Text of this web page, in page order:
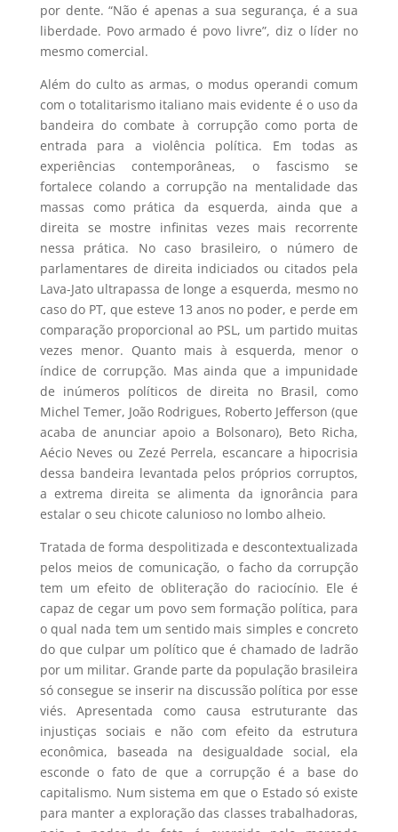
por dente. “Não é apenas a sua segurança, é a sua
liberdade. Povo armado é povo livre”, diz o líder no
mesmo comercial.
Além do culto as armas, o modus operandi comum
com o totalitarismo italiano mais evidente é o uso da
bandeira do combate à corrupção como porta de
entrada para a violência política. Em todas as
experiências contemporâneas, o fascismo se
fortalece colando a corrupção na mentalidade das
massas como prática da esquerda, ainda que a
direita se mostre infinitas vezes mais recorrente
nessa prática. No caso brasileiro, o número de
parlamentares de direita indiciados ou citados pela
Lava-Jato ultrapassa de longe a esquerda, mesmo no
caso do PT, que esteve 13 anos no poder, e perde em
comparação proporcional ao PSL, um partido muitas
vezes menor. Quanto mais à esquerda, menor o
índice de corrupção. Mas ainda que a impunidade
de inúmeros políticos de direita no Brasil, como
Michel Temer, João Rodrigues, Roberto Jefferson (que
acaba de anunciar apoio a Bolsonaro), Beto Richa,
Aécio Neves ou Zezé Perrela, escancare a hipocrisia
dessa bandeira levantada pelos próprios corruptos,
a extrema direita se alimenta da ignorância para
estalar o seu chicote calunioso no lombo alheio.
Tratada de forma despolitizada e descontextualizada
pelos meios de comunicação, o facho da corrupção
tem um efeito de obliteração do raciocínio. Ele é
capaz de cegar um povo sem formação política, para
o qual nada tem um sentido mais simples e concreto
do que culpar um político que é chamado de ladrão
por um militar. Grande parte da população brasileira
só consegue se inserir na discussão política por esse
viés. Apresentada como causa estruturante das
injustiças sociais e não com efeito da estrutura
econômica, baseada na desigualdade social, ela
esconde o fato de que a corrupção é a base do
capitalismo. Num sistema em que o Estado só existe
para manter a exploração das classes trabalhadoras,